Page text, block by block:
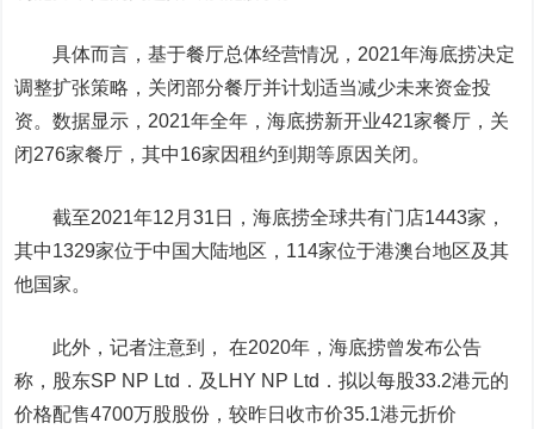
具体而言，基于餐厅总体经营情况，2021年海底捞决定
调整扩张策略，关闭部分餐厅并计划适当减少未来资金投
资。数据显示，2021年全年，海底捞新开业421家餐厅，关
闭276家餐厅，其中16家因租约到期等原因关闭。
截至2021年12月31日，海底捞全球共有门店1443家，
其中1329家位于中国大陆地区，114家位于港澳台地区及其
他国家。
此外，记者注意到， 在2020年，海底捞曾发布公告
称，股东SP NP Ltd．及LHY NP Ltd．拟以每股33.2港元的
价格配售4700万股股份，较昨日收市价35.1港元折价